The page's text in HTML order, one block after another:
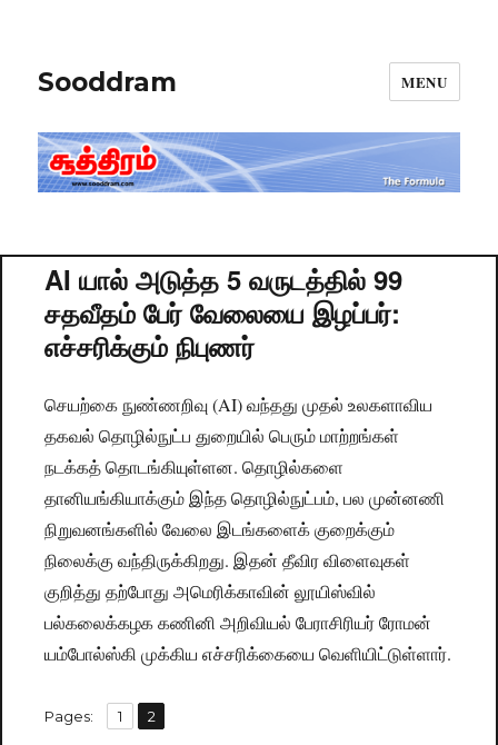
Sooddram MENU
AI யால் அடுத்த 5 வருடத்தில் 99
சதவீதம் பேர் வேலையை இழப்பர்:
எச்சரிக்கும் நிபுணர்
செயற்கை நுண்ணறிவு (AI) வந்தது முதல் உலகளாவிய
தகவல் தொழில்நுட்ப துறையில் பெரும் மாற்றங்கள்
நடக்கத் தொடங்கியுள்ளன. தொழில்களை
தானியங்கியாக்கும் இந்த தொழில்நுட்பம், பல முன்னணி
நிறுவனங்களில் வேலை இடங்களைக் குறைக்கும்
நிலைக்கு வந்திருக்கிறது. இதன் தீவிர விளைவுகள்
குறித்து தற்போது அமெரிக்காவின் லூயிஸ்வில்
பல்கலைக்கழக கணினி அறிவியல் பேராசிரியர் ரோமன்
யம்போல்ஸ்கி முக்கிய எச்சரிக்கையை வெளியிட்டுள்ளார்.
Pages: Page
1 ,
Page
2